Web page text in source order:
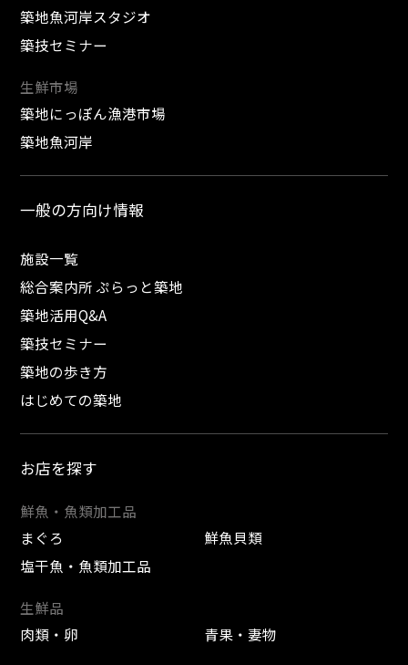
築地魚河岸スタジオ
築技セミナー
生鮮市場
築地にっぽん漁港市場
築地魚河岸
一般の方向け情報
施設一覧
総合案内所 ぷらっと築地
築地活用Q&A
築技セミナー
築地の歩き方
はじめての築地
お店を探す
鮮魚・魚類加工品
まぐろ
鮮魚貝類
塩干魚・魚類加工品
生鮮品
肉類・卵
青果・妻物